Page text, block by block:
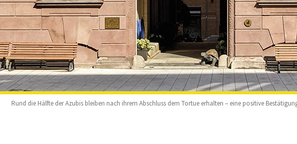
Rund die Hälfte der Azubis bleiben nach ihrem Abschluss dem Tortue erhalten – eine positive